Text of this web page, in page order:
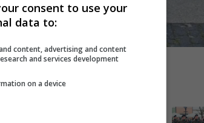
consent to use your
data to:
content, advertising and content
and services development
on a device